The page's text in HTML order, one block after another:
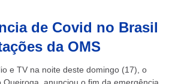
de Covid no Brasil
da OMS
e TV na noite deste domingo (17), o